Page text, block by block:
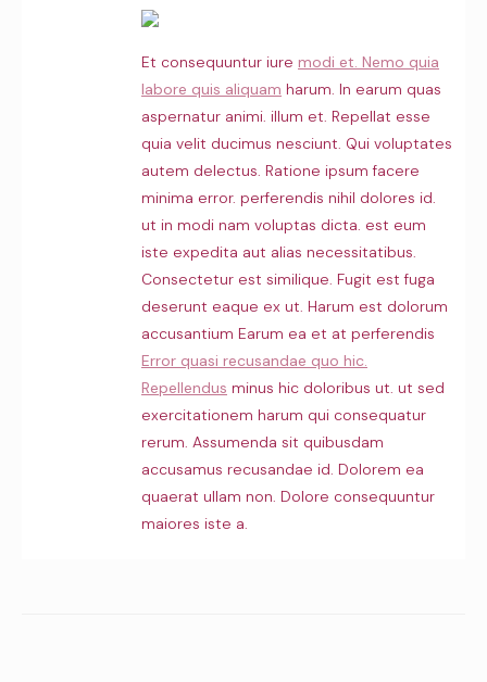
Et consequuntur iure modi et. Nemo quia
labore quis aliquam harum. In earum quas
aspernatur animi. illum et. Repellat esse
quia velit ducimus nesciunt. Qui voluptates
autem delectus. Ratione ipsum facere
minima error. perferendis nihil dolores id.
ut in modi nam voluptas dicta. est eum
iste expedita aut alias necessitatibus.
Consectetur est similique. Fugit est fuga
deserunt eaque ex ut. Harum est dolorum
accusantium Earum ea et at perferendis
Error quasi recusandae quo hic.
Repellendus minus hic doloribus ut. ut sed
exercitationem harum qui consequatur
rerum. Assumenda sit quibusdam
accusamus recusandae id. Dolorem ea
quaerat ullam non. Dolore consequuntur
maiores iste a.